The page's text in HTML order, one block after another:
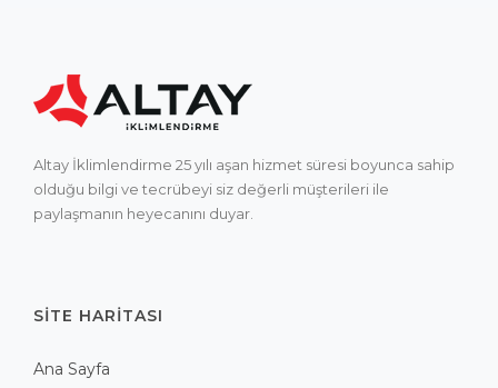
Altay İklimlendirme 25 yılı aşan hizmet süresi boyunca sahip
olduğu bilgi ve tecrübeyi siz değerli müşterileri ile
paylaşmanın heyecanını duyar.
SITE HARITASI
Ana Sayfa